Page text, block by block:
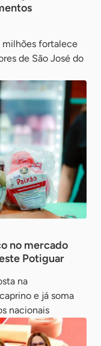
fortalece
de São José do
no mercado
Potiguar
na
e já soma
nacionais